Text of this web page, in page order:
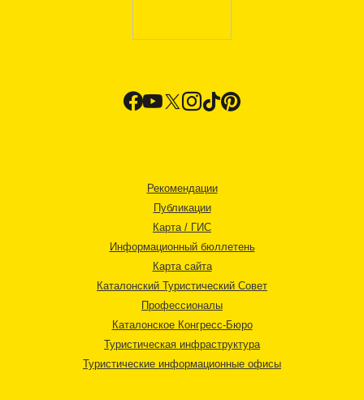
Рекомендации
Публикации
Карта / ГИС
Информационный бюллетень
Карта сайта
Каталонский Туристический Совет
Профессионалы
Каталонское Конгресс-Бюро
Туристическая инфраструктура
Туристические информационные офисы